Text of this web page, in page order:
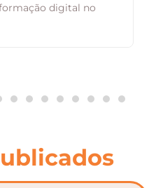
digital no